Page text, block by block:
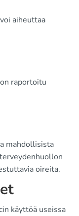
aiheuttaa
raportoitu
mahdollisista
oireita.
käyttöä useissa